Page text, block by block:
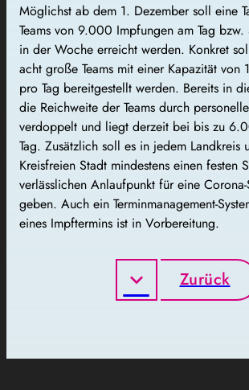
Möglichst ab dem 1. Dezember soll eine
Teams von 9.000 Impfungen am Tag
in der Woche erreicht werden. Konkret
acht große Teams mit einer Kapazität
pro Tag bereitgestellt werden. Bereits in
die Reichweite der Teams durch
verdoppelt und liegt derzeit bei bis zu
Tag. Zusätzlich soll es in jedem Landkreis
Kreisfreien Stadt mindestens einen festen
verlässlichen Anlaufpunkt für eine
geben. Auch ein Terminmanagement-
eines Impftermins ist in Vorbereitung.
Zurück